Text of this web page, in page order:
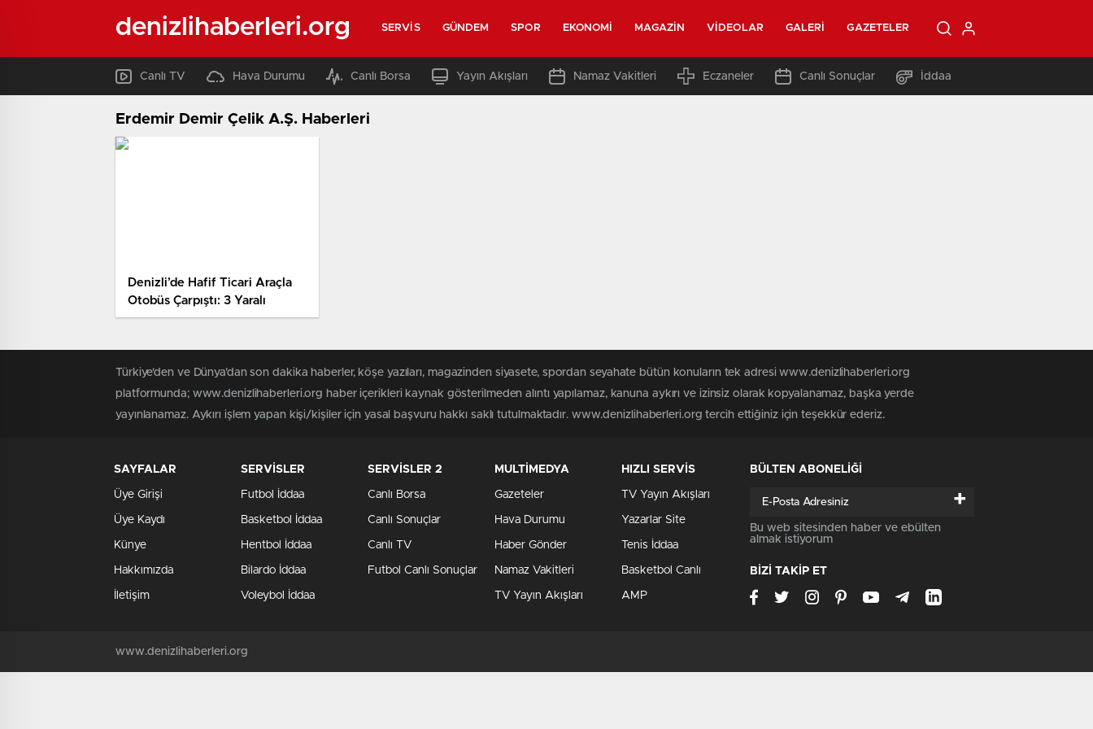
denizlihaberleri.org SERVIS GÜNDEM SPOR EKONOMI MAGAZIN VIDEOLAR GALERI GAZETELER
Canlı TV Hava Durumu Canlı Borsa Yayın Akışları Namaz Vakitleri Eczaneler Canlı Sonuçlar İddaa
Erdemir Demir Çelik A.Ş. Haberleri
Denizli’de Hafif Ticari Araçla
Otobüs Çarpıştı: 3 Yaralı
Türkiye'den ve Dünya’dan son dakika haberler, köşe yazıları, magazinden siyasete, spordan seyahate bütün konuların tek adresi www.denizlihaberleri.org
platformunda; www.denizlihaberleri.org haber içerikleri kaynak gösterilmeden alıntı yapılamaz, kanuna aykırı ve izinsiz olarak kopyalanamaz, başka yerde
yayınlanamaz. Aykırı işlem yapan kişi/kişiler için yasal başvuru hakkı saklı tutulmaktadır. www.denizlihaberleri.org tercih ettiğiniz için teşekkür ederiz.
SAYFALAR
Üye Girişi
Üye Kaydı
Künye
Hakkımızda
İletişim
SERVİSLER
Futbol İddaa
Basketbol İddaa
Hentbol İddaa
Bilardo İddaa
Voleybol İddaa
SERVİSLER 2
Canlı Borsa
Canlı Sonuçlar
Canlı TV
Futbol Canlı Sonuçlar
MULTİMEDYA
Gazeteler
Hava Durumu
Haber Gönder
Namaz Vakitleri
TV Yayın Akışları
HIZLI SERVİS
TV Yayın Akışları
Yazarlar Site
Tenis İddaa
Basketbol Canlı
AMP
BÜLTEN ABONELİĞİ
+
Bu web sitesinden haber ve ebülten
almak istiyorum
BİZİ TAKİP ET
www.denizlihaberleri.org